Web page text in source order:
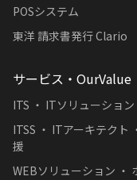
POSシステム
東洋 請求書発行 Clario
サービス・OurValue
ITS ・ ITソリューショ
ITSS ・ ITアーキテクト
援
WEBソリューション ・